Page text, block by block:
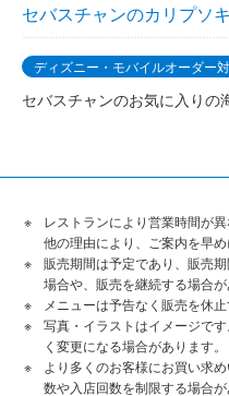
セバスチャンのカリプソ
ディズニー・モバイルオーダー
セバスチャンのお気に入りの
レストランにより営業時間が
他の理由により、ご案内を早
販売期間は予定であり、販売
場合や、販売を継続する場合が
メニューは予告なく販売を休止
写真・イラストはイメージで
く変更になる場合があります。
より多くのお客様にお買い求
数や入店回数を制限する場合が